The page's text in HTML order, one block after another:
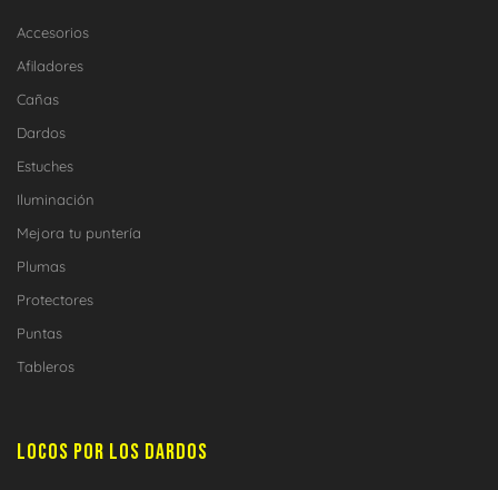
Accesorios
Afiladores
Cañas
Dardos
Estuches
Iluminación
Mejora tu puntería
Plumas
Protectores
Puntas
Tableros
LOCOS POR LOS DARDOS